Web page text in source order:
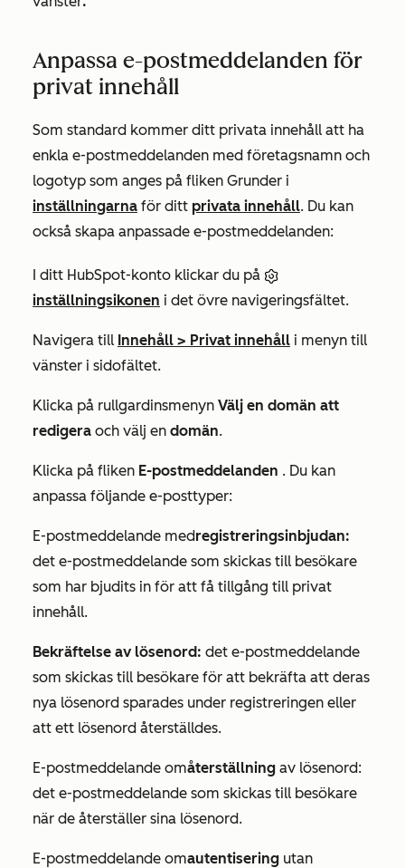
Anpassa e-postmeddelanden för
privat innehåll
Som standard kommer ditt privata innehåll att ha
enkla e-postmeddelanden med företagsnamn och
logotyp som anges på fliken Grunder i
inställningarna för ditt privata innehåll. Du kan
också skapa anpassade e-postmeddelanden:
I ditt HubSpot-konto klickar du på
inställningsikonen i det övre navigeringsfältet.
Navigera till Innehåll > Privat innehåll i menyn till
vänster i sidofältet.
Klicka på rullgardinsmenyn Välj en domän att
redigera och välj en domän.
Klicka på fliken E-postmeddelanden . Du kan
anpassa följande e-posttyper:
E-postmeddelande medregistreringsinbjudan:
det e-postmeddelande som skickas till besökare
som har bjudits in för att få tillgång till privat
innehåll.
Bekräftelse av lösenord: det e-postmeddelande
som skickas till besökare för att bekräfta att deras
nya lösenord sparades under registreringen eller
att ett lösenord återställdes.
E-postmeddelande omåterställning av lösenord:
det e-postmeddelande som skickas till besökare
när de återställer sina lösenord.
E-postmeddelande omautentisering utan